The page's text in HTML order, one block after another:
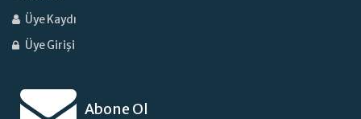
Üye Kaydı
Üye Girişi
Abone Ol